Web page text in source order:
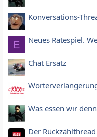
Konversations-
E Neues Ratespiel.
Chat Ersatz
Was essen wir denn
Der